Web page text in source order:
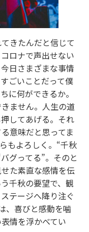
きたんだと信じて
ロナで声出せない
日さまざまな事情
ごいことだって僕
に何ができるか。
ません。人生の道
してあげる。それ
意味だと思ってま
もよろしく。“千秋
グってる”。そのと
た素直な感情を伝
千秋の要望で、観
テージへ降り注ぐ
、喜びと感動を噛
情を浮かべてい